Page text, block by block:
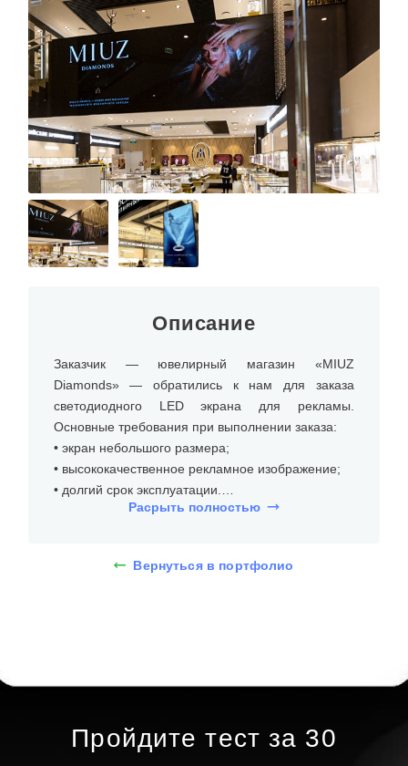
Описание
Заказчик — ювелирный магазин «MIUZ
Diamonds» — обратились к нам для заказа
светодиодного LED экрана для рекламы.
Основные требования при выполнении заказа:
• экран небольшого размера;
• высококачественное рекламное изображение;
• долгий срок эксплуатации.
светодиодного LED экрана для рекламы.
крепления придает экрану легкость и не
Расрыть полностью
Вернуться в портфолио
Пройдите тест за 30